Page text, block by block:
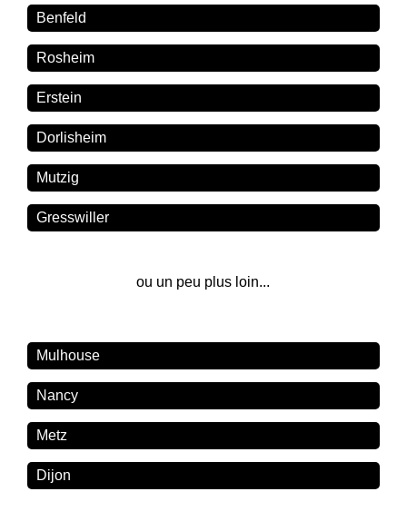
Benfeld
Rosheim
Erstein
Dorlisheim
Mutzig
Gresswiller
ou un peu plus loin...
Mulhouse
Nancy
Metz
Dijon